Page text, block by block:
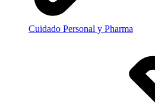
Cuidado Personal y Pharma